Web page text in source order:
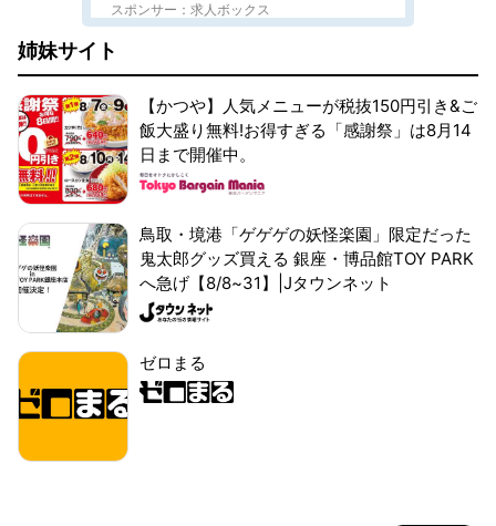
スポンサー：求人ボックス
姉妹サイト
【かつや】人気メニューが税抜150円引き&ご
飯大盛り無料!お得すぎる「感謝祭」は8月14
日まで開催中。
鳥取・境港「ゲゲゲの妖怪楽園」限定だった
鬼太郎グッズ買える 銀座・博品館TOY PARK
へ急げ【8/8~31】|Jタウンネット
ゼロまる